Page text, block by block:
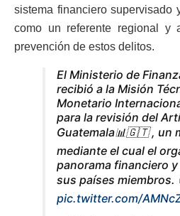
sistema financiero supervisado
como un referente regional y
prevención de estos delitos.
El Ministerio de
recibió a la Misión
Monetario
para la revisión del
Guatemala📊🇬🇹 , un
mediante el cual el
panorama financiero
sus países miembros.
pic.twitter.com/